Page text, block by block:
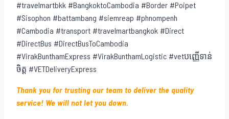
#travelmartbkk #BangkoktoCambodia #Border #Poipet
#Sisophon #battambang #siemreap #phnompenh
#Cambodia #transport #travelmartbangkok #Direct
#DirectBus #DirectBusToCambodia
#VirakBunthamExpress #VirakBunthamLogistic #vetបញ្ញើទាន់
ចិត្ត #VETDeliveryExpress
Thank you for trusting our team to deliver the quality
service! We will not let you down.